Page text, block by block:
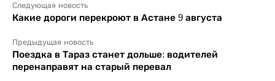
Следующая новость
Какие дороги перекроют в Астане 9 августа
Предыдущая новость
Поездка в Тараз станет дольше: водителей
перенаправят на старый перевал